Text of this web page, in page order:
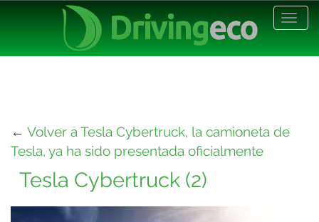
← Volver a Tesla Cybertruck, la camioneta de
Tesla, ya ha sido presentada oficialmente
Tesla Cybertruck (2)